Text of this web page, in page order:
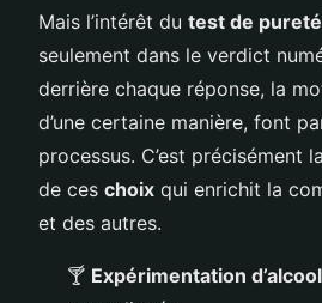
Mais l’intérêt du test de pureté
seulement dans le verdict
derrière chaque réponse, la
d’une certaine manière, font
processus. C’est précisément
de ces choix qui enrichit la
et des autres.
🍸 Expérimentation d’alcool